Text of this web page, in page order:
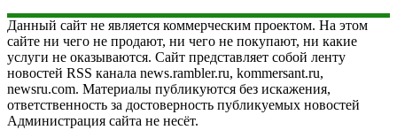
Данный сайт не является коммерческим проектом. На этом
сайте ни чего не продают, ни чего не покупают, ни какие
услуги не оказываются. Сайт представляет собой ленту
новостей RSS канала news.rambler.ru, kommersant.ru,
newsru.com. Материалы публикуются без искажения,
ответственность за достоверность публикуемых новостей
Администрация сайта не несёт.